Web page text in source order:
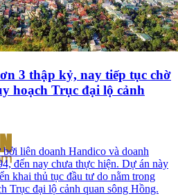
3 thập kỷ, nay tiếp tục chờ
hoạch Trục đại lộ cảnh
liên doanh Handico và doanh
đến nay chưa thực hiện. Dự án này
khai thủ tục đầu tư do nằm trong
Trục đại lộ cảnh quan sông Hồng.